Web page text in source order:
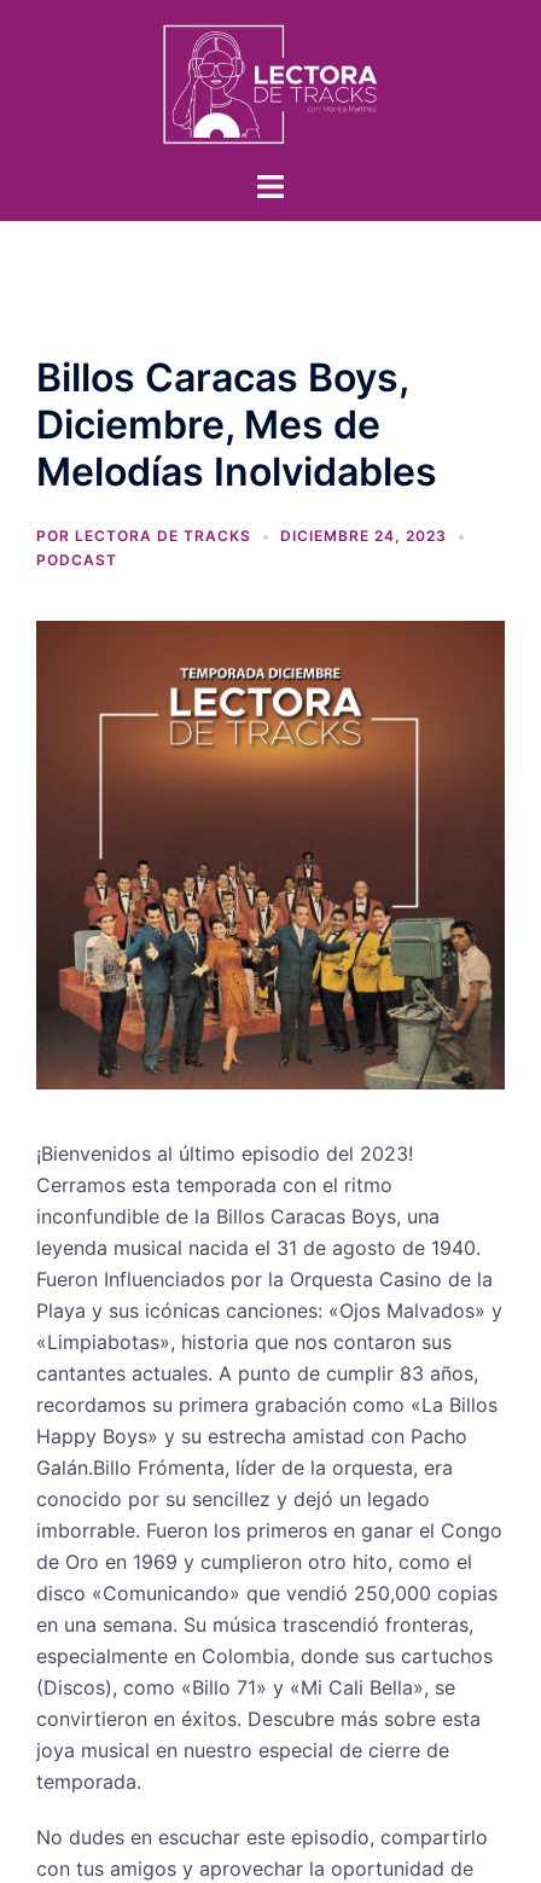
Billos Caracas Boys,
Diciembre, Mes de
Melodías Inolvidables
POR LECTORA DE TRACKS
DICIEMBRE 24, 2023
PODCAST
¡Bienvenidos al último episodio del 2023!
Cerramos esta temporada con el ritmo
inconfundible de la Billos Caracas Boys, una
leyenda musical nacida el 31 de agosto de 1940.
Fueron Influenciados por la Orquesta Casino de la
Playa y sus icónicas canciones: «Ojos Malvados» y
«Limpiabotas», historia que nos contaron sus
cantantes actuales. A punto de cumplir 83 años,
recordamos su primera grabación como «La Billos
Happy Boys» y su estrecha amistad con Pacho
Galán.Billo Frómenta, líder de la orquesta, era
conocido por su sencillez y dejó un legado
imborrable. Fueron los primeros en ganar el Congo
de Oro en 1969 y cumplieron otro hito, como el
disco «Comunicando» que vendió 250,000 copias
en una semana. Su música trascendió fronteras,
especialmente en Colombia, donde sus cartuchos
(Discos), como «Billo 71» y «Mi Cali Bella», se
convirtieron en éxitos. Descubre más sobre esta
joya musical en nuestro especial de cierre de
temporada.
No dudes en escuchar este episodio, compartirlo
con tus amigos y aprovechar la oportunidad de